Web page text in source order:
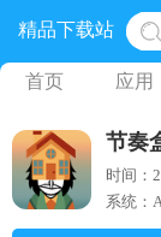
精品下载站
首页 应用
节奏
时间：
系统：